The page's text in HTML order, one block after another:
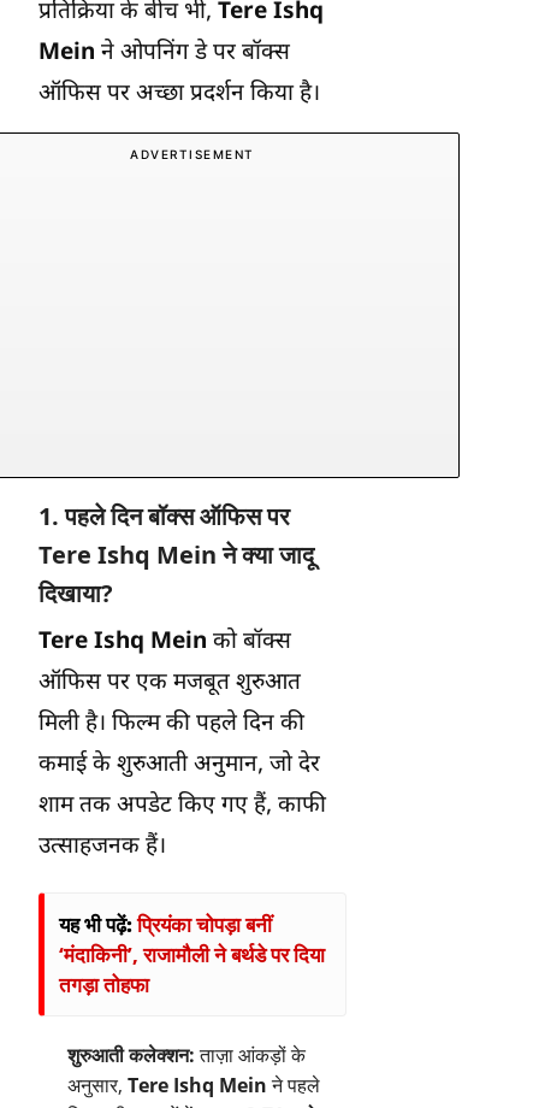
प्रतिक्रिया के बीच भी, Tere Ishq
Mein ने ओपनिंग डे पर बॉक्स
ऑफिस पर अच्छा प्रदर्शन किया है।
ADVERTISEMENT
1. पहले दिन बॉक्स ऑफिस पर
Tere Ishq Meinने क्या जादू
दिखाया?
Tere Ishq Mein को बॉक्स
ऑफिस पर एक मजबूत शुरुआत
मिली है। फिल्म की पहले दिन की
कमाई के शुरुआती अनुमान, जो देर
शाम तक अपडेट किए गए हैं, काफी
उत्साहजनक हैं।
यह भी पढ़ें:प्रियंका चोपड़ा बनीं
‘मंदाकिनी’, राजामौली ने बर्थडे पर दिया
तगड़ा तोहफा
शुरुआती कलेक्शन:ताज़ा आंकड़ों के
अनुसार, Tere Ishq Meinने पहले